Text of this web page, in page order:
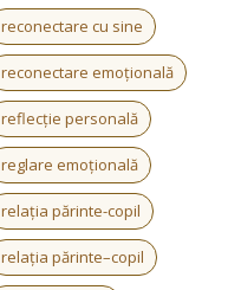
reconectare cu sine
reconectare emoțională
reflecție personală
reglare emoțională
relația părinte-copil
relația părinte–copil